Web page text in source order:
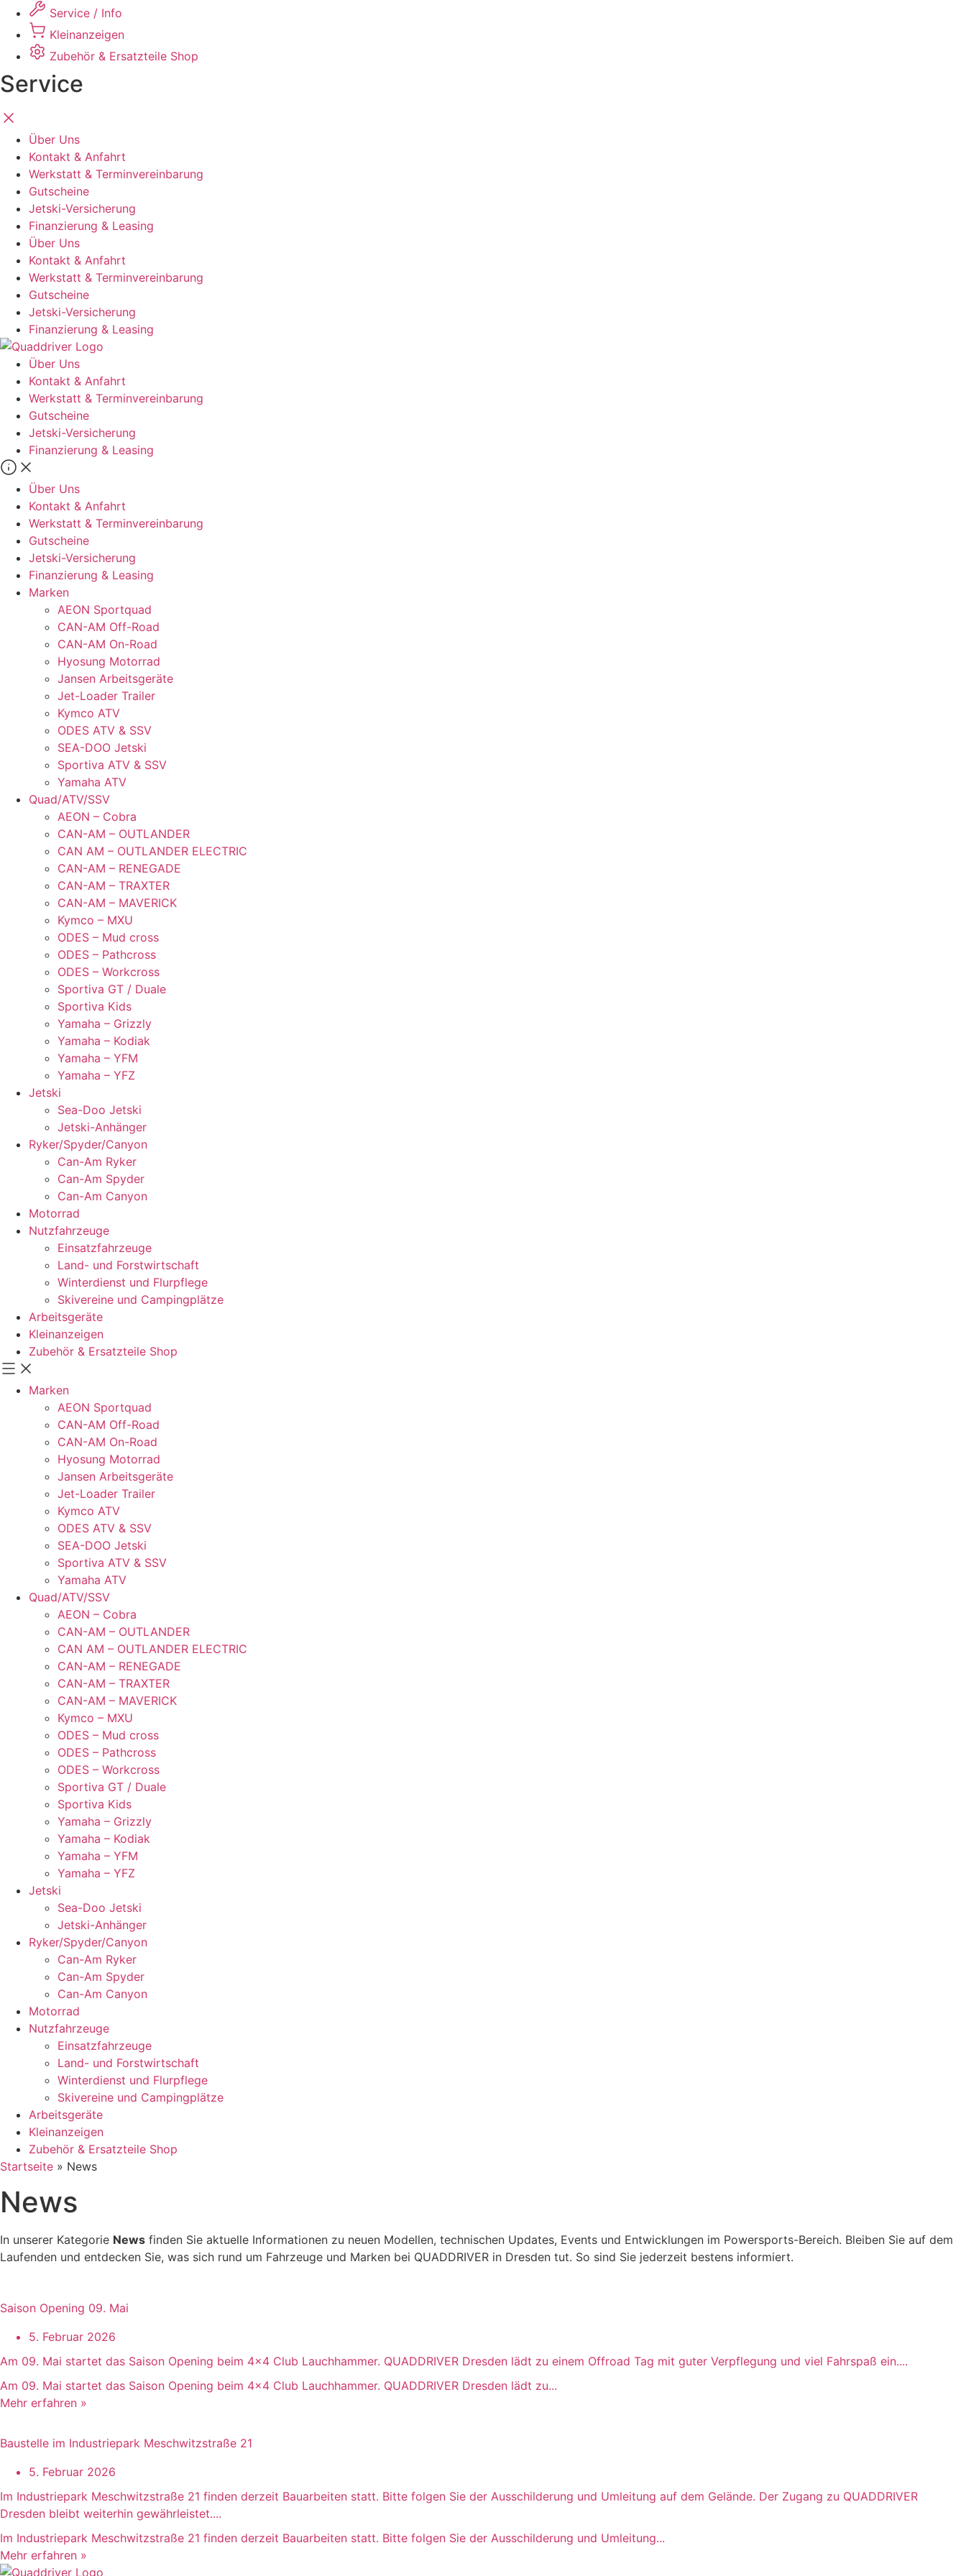
springen
Service / Info
Kleinanzeigen
Zubehör & Ersatzteile Shop
Service
Über Uns
Kontakt & Anfahrt
Werkstatt & Terminvereinbarung
Gutscheine
Jetski-Versicherung
Finanzierung & Leasing
Über Uns
Kontakt & Anfahrt
Werkstatt & Terminvereinbarung
Gutscheine
Jetski-Versicherung
Finanzierung & Leasing
Über Uns
Kontakt & Anfahrt
Werkstatt & Terminvereinbarung
Gutscheine
Jetski-Versicherung
Finanzierung & Leasing
Über Uns
Kontakt & Anfahrt
Werkstatt & Terminvereinbarung
Gutscheine
Jetski-Versicherung
Finanzierung & Leasing
Marken
AEON Sportquad
CAN-AM Off-Road
CAN-AM On-Road
Hyosung Motorrad
Jansen Arbeitsgeräte
Jet-Loader Trailer
Kymco ATV
ODES ATV & SSV
SEA-DOO Jetski
Sportiva ATV & SSV
Yamaha ATV
Quad/ATV/SSV
AEON – Cobra
CAN-AM – OUTLANDER
CAN AM – OUTLANDER ELECTRIC
CAN-AM – RENEGADE
CAN-AM – TRAXTER
CAN-AM – MAVERICK
Kymco – MXU
ODES – Mud cross
ODES – Pathcross
ODES – Workcross
Sportiva GT / Duale
Sportiva Kids
Yamaha – Grizzly
Yamaha – Kodiak
Yamaha – YFM
Yamaha – YFZ
Jetski
Sea-Doo Jetski
Jetski-Anhänger
Ryker/Spyder/Canyon
Can-Am Ryker
Can-Am Spyder
Can-Am Canyon
Motorrad
Nutzfahrzeuge
Einsatzfahrzeuge
Land- und Forstwirtschaft
Winterdienst und Flurpflege
Skivereine und Campingplätze
Arbeitsgeräte
Kleinanzeigen
Zubehör & Ersatzteile Shop
Marken
AEON Sportquad
CAN-AM Off-Road
CAN-AM On-Road
Hyosung Motorrad
Jansen Arbeitsgeräte
Jet-Loader Trailer
Kymco ATV
ODES ATV & SSV
SEA-DOO Jetski
Sportiva ATV & SSV
Yamaha ATV
Quad/ATV/SSV
AEON – Cobra
CAN-AM – OUTLANDER
CAN AM – OUTLANDER ELECTRIC
CAN-AM – RENEGADE
CAN-AM – TRAXTER
CAN-AM – MAVERICK
Kymco – MXU
ODES – Mud cross
ODES – Pathcross
ODES – Workcross
Sportiva GT / Duale
Sportiva Kids
Yamaha – Grizzly
Yamaha – Kodiak
Yamaha – YFM
Yamaha – YFZ
Jetski
Sea-Doo Jetski
Jetski-Anhänger
Ryker/Spyder/Canyon
Can-Am Ryker
Can-Am Spyder
Can-Am Canyon
Motorrad
Nutzfahrzeuge
Einsatzfahrzeuge
Land- und Forstwirtschaft
Winterdienst und Flurpflege
Skivereine und Campingplätze
Arbeitsgeräte
Kleinanzeigen
Zubehör & Ersatzteile Shop
Startseite » News
News
In unserer Kategorie News finden Sie aktuelle Informationen zu neuen Modellen, technischen Updates, Events und Entwicklungen im Powersports-Bereich. Bleiben Sie auf dem
Laufenden und entdecken Sie, was sich rund um Fahrzeuge und Marken bei QUADDRIVER in Dresden tut. So sind Sie jederzeit bestens informiert.
Saison Opening 09. Mai
5. Februar 2026
Am 09. Mai startet das Saison Opening beim 4x4 Club Lauchhammer. QUADDRIVER Dresden lädt zu einem Offroad Tag mit guter Verpflegung und viel Fahrspaß ein....
Am 09. Mai startet das Saison Opening beim 4x4 Club Lauchhammer. QUADDRIVER Dresden lädt zu...
Mehr erfahren »
Baustelle im Industriepark Meschwitzstraße 21
5. Februar 2026
Im Industriepark Meschwitzstraße 21 finden derzeit Bauarbeiten statt. Bitte folgen Sie der Ausschilderung und Umleitung auf dem Gelände. Der Zugang zu QUADDRIVER
Dresden bleibt weiterhin gewährleistet....
Im Industriepark Meschwitzstraße 21 finden derzeit Bauarbeiten statt. Bitte folgen Sie der Ausschilderung und Umleitung...
Mehr erfahren »